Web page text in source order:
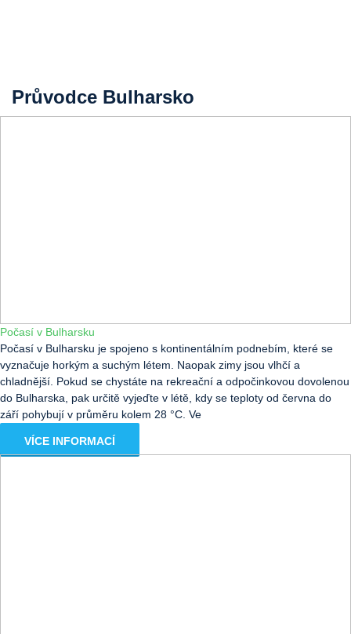
Průvodce Bulharsko
Počasí v Bulharsku
Počasí v Bulharsku je spojeno s kontinentálním podnebím, které se
vyznačuje horkým a suchým létem. Naopak zimy jsou vlhčí a
chladnější. Pokud se chystáte na rekreační a odpočinkovou dovolenou
do Bulharska, pak určitě vyjeďte v létě, kdy se teploty od června do
září pohybují v průměru kolem 28 °C. Ve
VÍCE INFORMACÍ